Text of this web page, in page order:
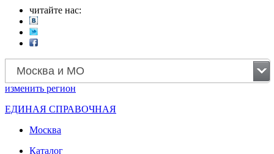
читайте нас:
Москва и МО
изменить регион
ЕДИНАЯ СПРАВОЧНАЯ
Москва
Каталог